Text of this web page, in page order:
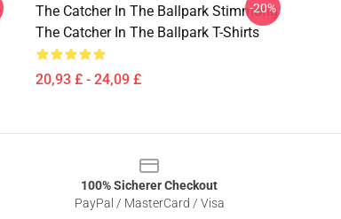
The Catcher In The Ballpark Stimmung
The Catcher In The Ballpark T-Shirts
20,93 £ - 24,09 £
-20%
100% Sicherer Checkout
PayPal / MasterCard / Visa